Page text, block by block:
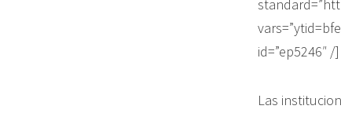
id=”ep5246″ /]
Las